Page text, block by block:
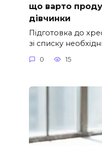
що варто
дівчинки
Підготовка до
зі списку
0 15